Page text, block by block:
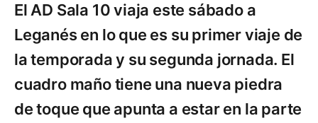
El AD Sala 10 viaja este sábado a
Leganés en lo que es su primer viaje de
la temporada y su segunda jornada. El
cuadro maño tiene una nueva piedra
de toque que apunta a estar en la parte